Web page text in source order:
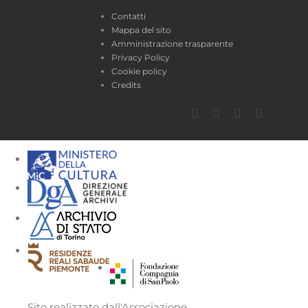
Contatti
Mappa del sito
Amministrazione trasparente
Privacy Policy
Cookie policy
Credits
Facebook
TwitterYouTube